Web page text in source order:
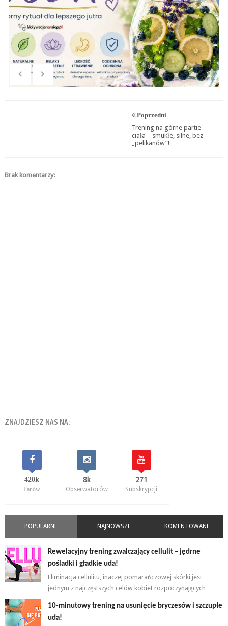
Poprzedni
Trening na górne partie
ciała – smukłe, silne, bez
„pelikanów”!
Brak komentarzy:
ZNAJDZIESZ NAS NA:
420k
Fanów
8k
Obserwatorów
271
Subskrypcji
POPULARNE NAJNOWSZE KOMENTOWANE
Rewelacyjny trening zwalczający cellulit – jędrne
pośladki i gładkie uda!
Eliminacja cellulitu, inaczej pomarańczowej skórki jest
jednym z najczęstszych celów kobiet rozpoczynających
10-minutowy trening na usunięcie bryczesów i szczupłe
uda!